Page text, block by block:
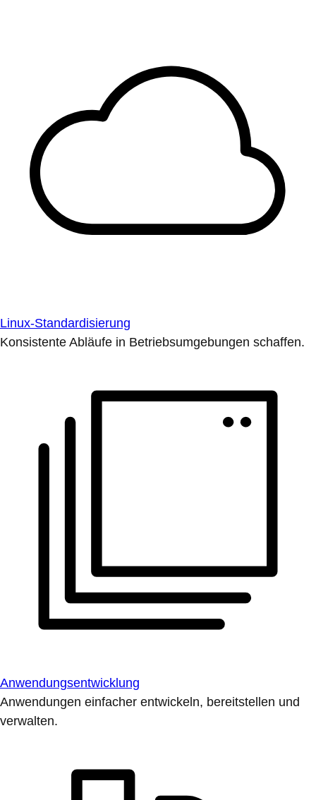
Linux-Standardisierung
Konsistente Abläufe in Betriebsumgebungen schaffen.
Anwendungsentwicklung
Anwendungen einfacher entwickeln, bereitstellen und
verwalten.